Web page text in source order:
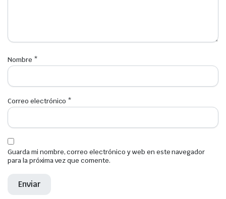
Nombre *
Correo electrónico *
Guarda mi nombre, correo electrónico y web en este navegador
para la próxima vez que comente.